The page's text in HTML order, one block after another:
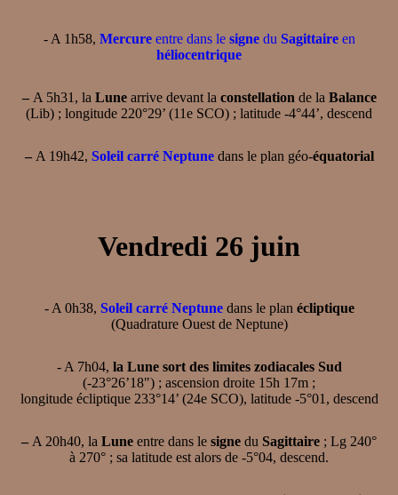
- A 1h58, Mercureentre dans le signedu Sagittaireen
héliocentrique
–A 5h31, la Lunearrive devant la constellation de la Balance
(Lib) ; longitude 220°29’ (11e SCO) ; latitude -4°44’, descend
–A 19h42, Soleil carré Neptunedans le plan géo-équatorial
Vendredi 26 juin
- A 0h38, Soleil carré Neptunedans le plan écliptique
(Quadrature Ouest de Neptune)
- A 7h04, la Lune sort des limites zodiacales Sud
(-23°26’18") ; ascension droite 15h 17m ;
longitude écliptique 233°14’ (24e SCO), latitude -5°01, descend
– A 20h40, la Lune entre dans le signe du Sagittaire ; Lg 240°
à 270° ; sa latitude est alors de -5°04, descend.